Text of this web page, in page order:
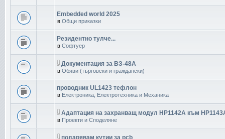
Embedded world 2025
в Общи приказки
Резидентно тулче...
в Софтуер
Документация за ВЗ-48А
в Обяви (търговски и граждански)
проводник UL1423 тефлон
в Електроника, Електротехника и Механика
Адаптация на захранващ модул HP1142A към
в Проекти и Споделяне
подарявам кутии за pcb